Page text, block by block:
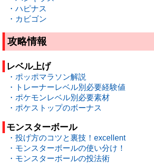
・ハピナス
・カビゴン
攻略情報
レベル上げ
・ポッポマラソン解説
・トレーナーレベル別必要経験値
・ポケモンレベル別必要素材
・ポケストップのボーナス
モンスターボール
・投げ方のコツと裏技！excellent
・モンスターボールの使い分け！
・モンスターボールの投法術